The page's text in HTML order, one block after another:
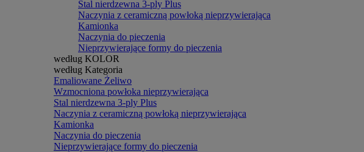
Stal nierdzewna 3-ply Plus
Naczynia z ceramiczną powłoką nieprzywierająca
Kamionka
Naczynia do pieczenia
Nieprzywierające formy do pieczenia
według KOLOR
według Kategoria
Emaliowane Żeliwo
Wzmocniona powłoka nieprzywierająca
Stal nierdzewna 3-ply Plus
Naczynia z ceramiczną powłoką nieprzywierająca
Kamionka
Naczynia do pieczenia
Nieprzywierające formy do pieczenia